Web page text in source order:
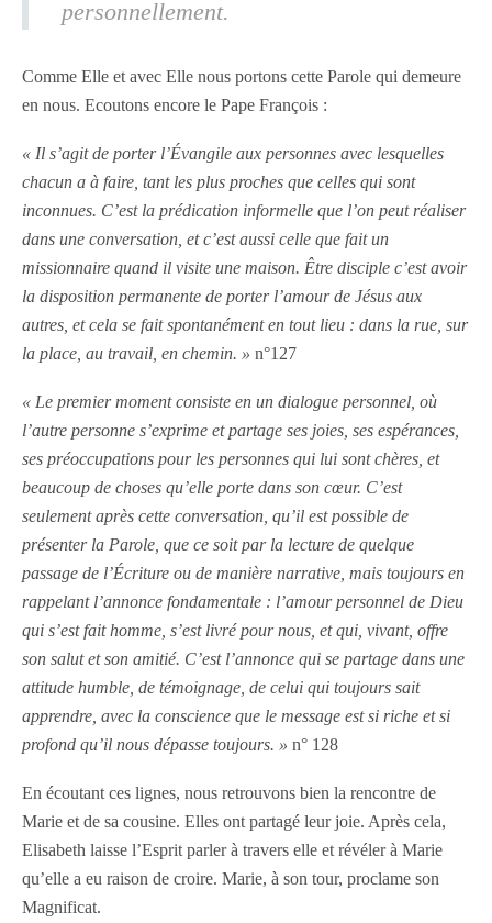
personnellement.
Comme Elle et avec Elle nous portons cette Parole qui demeure
en nous. Ecoutons encore le Pape François :
« Il s’agit de porter l’Évangile aux personnes avec lesquelles
chacun a à faire, tant les plus proches que celles qui sont
inconnues. C’est la prédication informelle que l’on peut réaliser
dans une conversation, et c’est aussi celle que fait un
missionnaire quand il visite une maison. Être disciple c’est avoir
la disposition permanente de porter l’amour de Jésus aux
autres, et cela se fait spontanément en tout lieu : dans la rue, sur
la place, au travail, en chemin. » n°127
« Le premier moment consiste en un dialogue personnel, où
l’autre personne s’exprime et partage ses joies, ses espérances,
ses préoccupations pour les personnes qui lui sont chères, et
beaucoup de choses qu’elle porte dans son cœur. C’est
seulement après cette conversation, qu’il est possible de
présenter la Parole, que ce soit par la lecture de quelque
passage de l’Écriture ou de manière narrative, mais toujours en
rappelant l’annonce fondamentale : l’amour personnel de Dieu
qui s’est fait homme, s’est livré pour nous, et qui, vivant, offre
son salut et son amitié. C’est l’annonce qui se partage dans une
attitude humble, de témoignage, de celui qui toujours sait
apprendre, avec la conscience que le message est si riche et si
profond qu’il nous dépasse toujours. » n° 128
En écoutant ces lignes, nous retrouvons bien la rencontre de
Marie et de sa cousine. Elles ont partagé leur joie. Après cela,
Elisabeth laisse l’Esprit parler à travers elle et révéler à Marie
qu’elle a eu raison de croire. Marie, à son tour, proclame son
Magnificat.